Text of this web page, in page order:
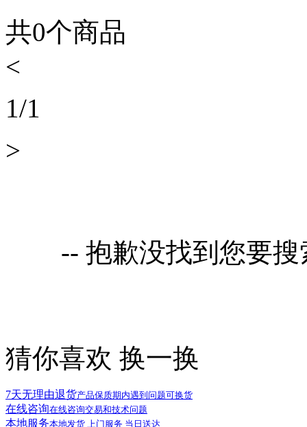
共0个商品
<
1/1
>
-- 抱歉没找到您要
猜你喜欢 换一换
7天无理由退货产品保质期内遇到问题可换货
在线咨询在线咨询交易和技术问题
本地服务本地发货 上门服务 当日送达